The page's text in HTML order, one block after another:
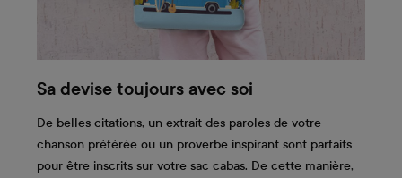
Sa devise toujours avec soi
De belles citations, un extrait des paroles de votre
chanson préférée ou un proverbe inspirant sont parfaits
pour être inscrits sur votre sac cabas. De cette manière,